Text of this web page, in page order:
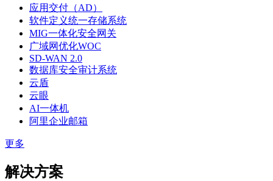
应用交付（AD）
软件定义统一存储系统
MIG一体化安全网关
广域网优化WOC
SD-WAN 2.0
数据库安全审计系统
云盾
云眼
AI一体机
阿里企业邮箱
更多
解决方案